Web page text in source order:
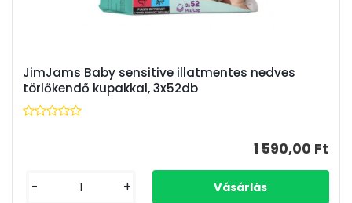
JimJams Baby sensitive illatmentes nedves
törlőkendő kupakkal, 3x52db
1 590,00 Ft
- +